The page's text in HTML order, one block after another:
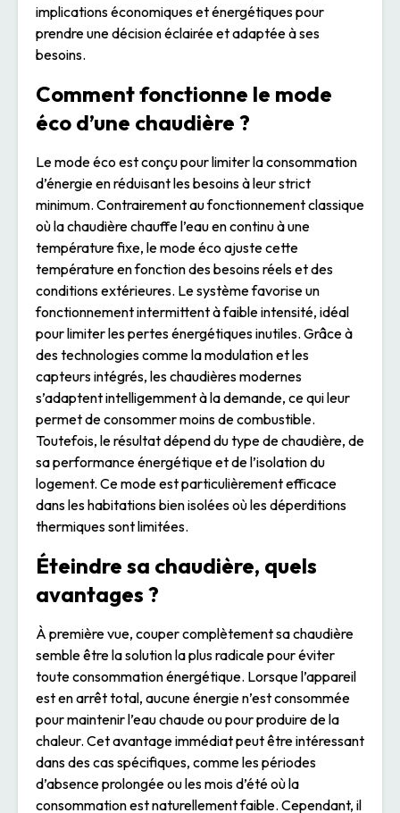
implications économiques et énergétiques pour
prendre une décision éclairée et adaptée à ses
besoins.
Comment fonctionne le mode
éco d’une chaudière ?
Le mode éco est conçu pour limiter la consommation
d’énergie en réduisant les besoins à leur strict
minimum. Contrairement au fonctionnement classique
où la chaudière chauffe l’eau en continu à une
température fixe, le mode éco ajuste cette
température en fonction des besoins réels et des
conditions extérieures. Le système favorise un
fonctionnement intermittent à faible intensité, idéal
pour limiter les pertes énergétiques inutiles. Grâce à
des technologies comme la modulation et les
capteurs intégrés, les chaudières modernes
s’adaptent intelligemment à la demande, ce qui leur
permet de consommer moins de combustible.
Toutefois, le résultat dépend du type de chaudière, de
sa performance énergétique et de l’isolation du
logement. Ce mode est particulièrement efficace
dans les habitations bien isolées où les déperditions
thermiques sont limitées.
Éteindre sa chaudière, quels
avantages ?
À première vue, couper complètement sa chaudière
semble être la solution la plus radicale pour éviter
toute consommation énergétique. Lorsque l’appareil
est en arrêt total, aucune énergie n’est consommée
pour maintenir l’eau chaude ou pour produire de la
chaleur. Cet avantage immédiat peut être intéressant
dans des cas spécifiques, comme les périodes
d’absence prolongée ou les mois d’été où la
consommation est naturellement faible. Cependant, il